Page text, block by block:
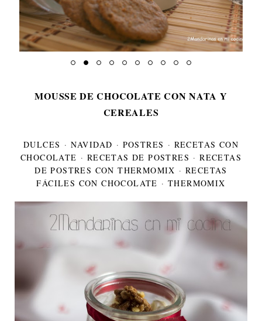
MOUSSE DE CHOCOLATE CON NATA Y
CEREALES
DULCES · NAVIDAD · POSTRES · RECETAS CON
CHOCOLATE · RECETAS DE POSTRES ·RECETAS
DE POSTRES CON THERMOMIX · RECETAS
FÁCILES CON CHOCOLATE · THERMOMIX